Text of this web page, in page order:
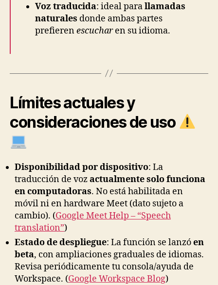
Voz traducida: ideal parallamadas
naturales donde ambas partes
prefierenescucharen su idioma.
Límites actuales y
consideraciones de uso
Disponibilidad por dispositivo: La
traducción de vozactualmente solo funciona
en computadoras. No está habilitada en
móvil ni en hardware Meet (dato sujeto a
cambio). (Google Meet Help – “Speech
translation”)
Estado de despliegue: La función se lanzóen
beta, con ampliaciones graduales de idiomas.
Revisa periódicamente tu consola/ayuda de
Workspace. (Google Workspace Blog)